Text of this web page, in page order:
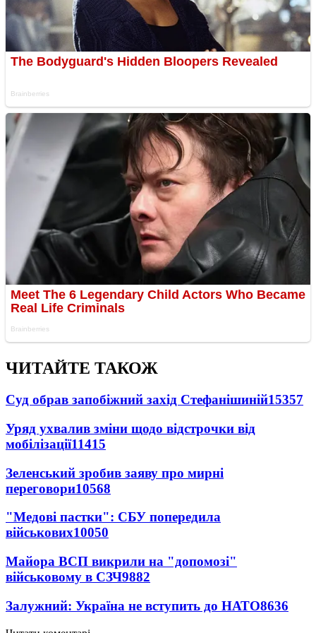
ЧИТАЙТЕ ТАКОЖ
Суд обрав запобіжний захід Стефанішиній15357
Уряд ухвалив зміни щодо відстрочки від
мобілізації11415
Зеленський зробив заяву про мирні
переговори10568
"Медові пастки": СБУ попередила
військових10050
Майора ВСП викрили на "допомозі"
військовому в СЗЧ9882
Залужний: Україна не вступить до НАТО8636